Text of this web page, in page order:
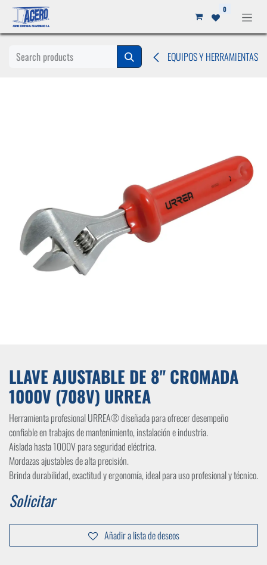
Ir al contenido 0
EQUIPOS Y HERRAMIENTAS
LLAVE AJUSTABLE DE 8" CROMADA
1000V (708V) URREA
Herramienta profesional URREA® diseñada para ofrecer desempeño
confiable en trabajos de mantenimiento, instalación e industria.
Aislada hasta 1000V para seguridad eléctrica.
Mordazas ajustables de alta precisión.
Brinda durabilidad, exactitud y ergonomía, ideal para uso profesional y técnico.
Solicitar
Añadir a lista de deseos